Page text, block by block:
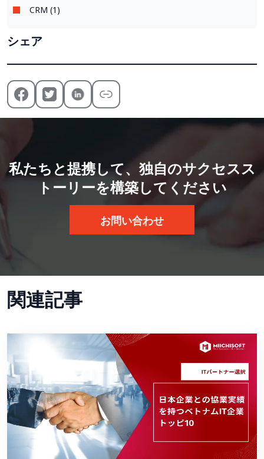
CRM (1)
シェア
私たちと提携して、独自のサクセスス
トーリーを構築してください
お問い合わせ
関連記事